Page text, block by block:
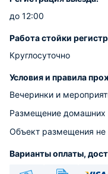
до 12:00
Работа стойки
Круглосуточно
Условия и правила
Вечеринки и
Размещение домашних
Объект размещения не
Варианты оплаты,